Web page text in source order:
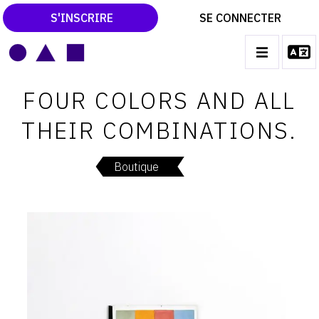
S'INSCRIRE SE CONNECTER
navigation
CATALOGUES RAISONNÉS
LES EXPOSITIONS
LES VERNISSAGES
FOUR COLORS AND ALL
THEIR COMBINATIONS.
Boutique